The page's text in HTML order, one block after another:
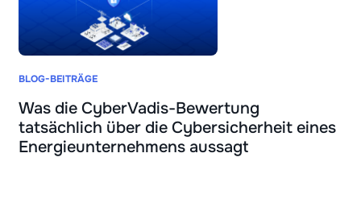
BLOG-BEITRÄGE
Was die CyberVadis-Bewertung
tatsächlich über die Cybersicherheit eines
Energieunternehmens aussagt